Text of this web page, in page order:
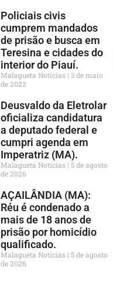
Policiais civis
cumprem mandados
de prisão e busca em
Teresina e cidades do
interior do Piauí.
Malagueta Notícias 3 de maio
de 2022
Deusvaldo da Eletrolar
oficializa candidatura
a deputado federal e
cumpri agenda em
Imperatriz (MA).
Malagueta Notícias 5 de agosto
de 2026
AÇAILÂNDIA (MA):
Réu é condenado a
mais de 18 anos de
prisão por homicídio
qualificado.
Malagueta Notícias 5 de agosto
de 2026